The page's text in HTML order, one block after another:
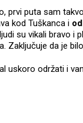
prvi puta sam
kod Tuškanca i
su vikali bravo i
Zaključuje da je
uskoro održati i